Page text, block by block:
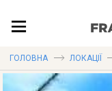
ГОЛОВНА ЛОКАЦІЇ